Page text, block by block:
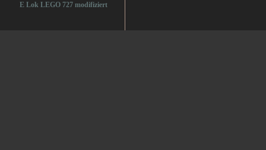
E Lok LEGO 727 modifiziert